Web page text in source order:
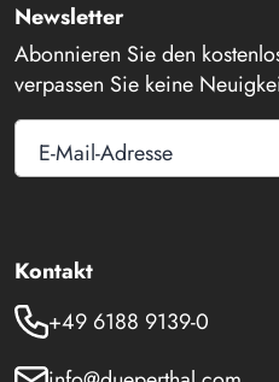
Newsletter
Abonnieren Sie den
verpassen Sie keine
E-Mail-Adresse
Kontakt
+49 6188 9139-0